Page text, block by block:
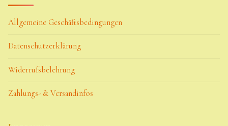
Allgemeine Geschäftsbedingungen
Datenschutzerklärung
Widerrufsbelehrung
Zahlungs- & Versandinfos